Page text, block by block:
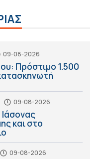
09-08-2026
Πρόστιμο 1.500
09-08-2026
και στο
09-08-2026